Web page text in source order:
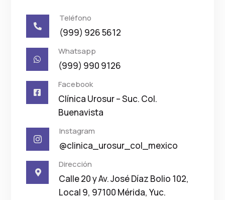

Teléfono
(999) 926 5612

Whatsapp
(999) 990 9126

Facebook
Clínica Urosur – Suc. Col.
Buenavista

Instagram
@clinica_urosur_col_mexico

Dirección
Calle 20 y Av. José Díaz Bolio 102,
Local 9, 97100 Mérida, Yuc.